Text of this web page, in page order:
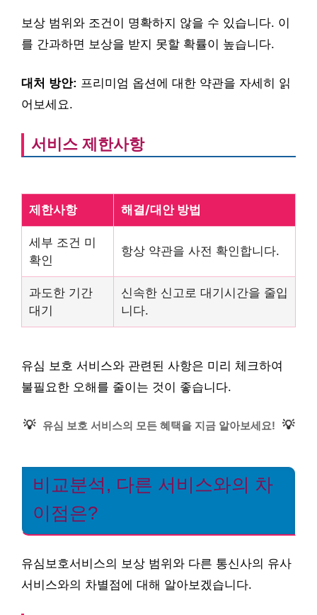
보상 범위와 조건이 명확하지 않을 수 있습니다. 이
를 간과하면 보상을 받지 못할 확률이 높습니다.
대처 방안: 프리미엄 옵션에 대한 약관을 자세히 읽
어보세요.
서비스 제한사항
제한사항 해결/대안 방법
세부 조건 미
확인
항상 약관을 사전 확인합니다.
과도한 기간
대기
신속한 신고로 대기시간을 줄입
니다.
유심 보호 서비스와 관련된 사항은 미리 체크하여
불필요한 오해를 줄이는 것이 좋습니다.
💡 유심 보호 서비스의 모든 혜택을 지금 알아보세요! 💡
비교분석, 다른 서비스와의 차
이점은?
유심보호서비스의 보상 범위와 다른 통신사의 유사
서비스와의 차별점에 대해 알아보겠습니다.